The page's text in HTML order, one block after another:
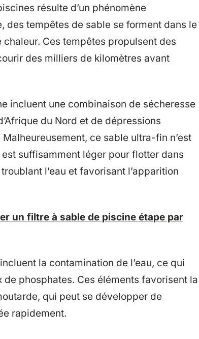
résulte d’un phénomène
des tempêtes de sable se forment dans le
Ces tempêtes propulsent des
des milliers de kilomètres avant
incluent une combinaison de sécheresse
du Nord et de dépressions
ce sable ultra-fin n’est
suffisamment léger pour flotter dans
l’eau et favorisant l’apparition
un filtre à sable de piscine étape par
la contamination de l’eau, ce qui
phosphates. Ces éléments favorisent la
qui peut se développer de
rapidement.